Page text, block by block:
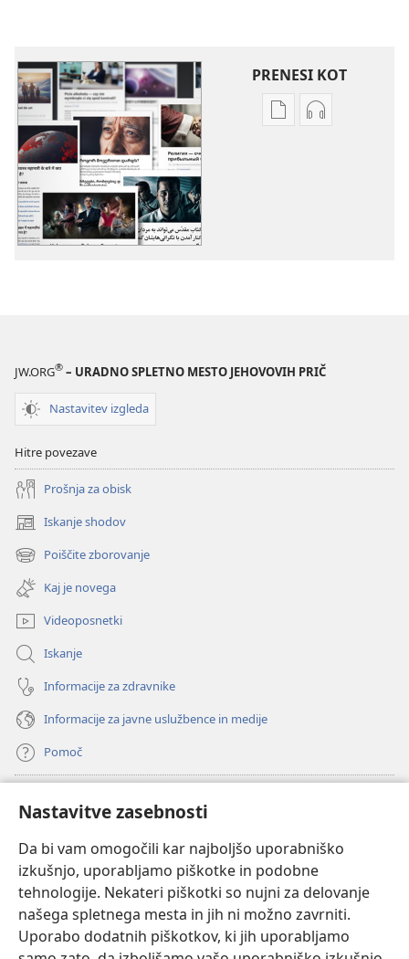
Nastavitve zasebnosti
Da bi vam omogočili kar najboljšo uporabniško
izkušnjo, uporabljamo piškotke in podobne
tehnologije. Nekateri piškotki so nujni za delovanje
našega spletnega mesta in jih ni možno zavrniti.
Uporabo dodatnih piškotkov, ki jih uporabljamo
PRENESI KOT
MožnostiMožnosti
JW.ORG® – URADNO SPLETNO MESTO JEHOVOVIH PRIČ
Nastavitev izgleda
Hitre povezave
Prošnja za obisk
Iskanje shodov
(odpre
novo
okno)
Poiščite zborovanje
(odpre
novo
okno)
Kaj je novega
Videoposnetki
Iskanje
Informacije za zdravnike
Informacije za javne uslužbence in medije
Pomoč
(odpre
novo
okno) Watchtowerjeva SPLETNA KNJIŽNICA™
(odpre
novo
okno) JW Hub
(odpre
novo
okno)JW Library